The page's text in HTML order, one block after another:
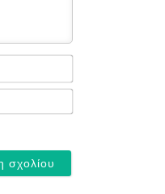
Name*
Email*